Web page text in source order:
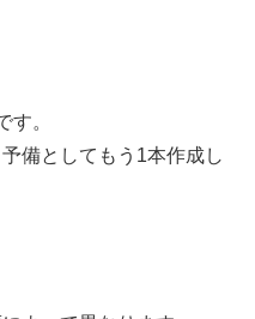
す。
備としてもう1本作成し